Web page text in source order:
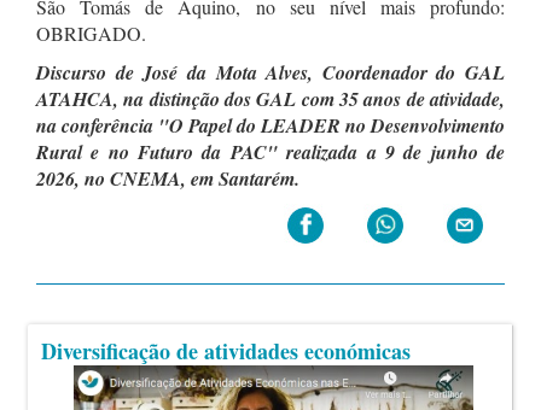
São Tomás de Aquino, no seu nível mais profundo:
OBRIGADO.
Discurso de José da Mota Alves, Coordenador do GAL
ATAHCA, na distinção dos GAL com 35 anos de atividade,
na conferência "O Papel do LEADER no Desenvolvimento
Rural e no Futuro da PAC" realizada a 9 de junho de
2026, no CNEMA, em Santarém.
Diversificação de atividades económicas